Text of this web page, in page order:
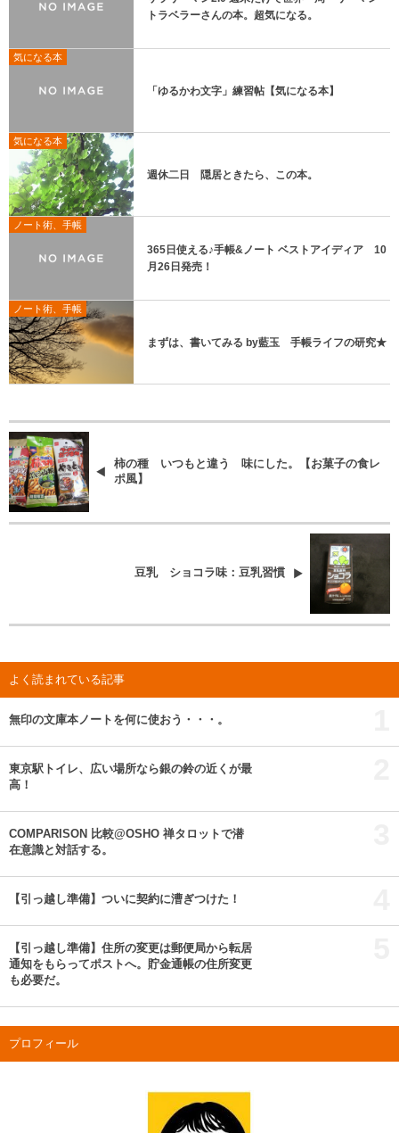
トラベラーさんの本。超気になる。
気になる本
「ゆるかわ文字」練習帖【気になる本】
気になる本
週休二日 隠居ときたら、この本。
ノート術、手帳
365日使える♪手帳&ノート ベストアイディア 10
月26日発売！
ノート術、手帳
まずは、書いてみる by藍玉 手帳ライフの研究★
柿の種 いつもと違う 味にした。【お菓子の食レ
ポ風】
豆乳 ショコラ味：豆乳習慣
よく読まれている記事
無印の文庫本ノートを何に使おう・・・。
東京駅トイレ、広い場所なら銀の鈴の近くが最
高！
COMPARISON 比較@OSHO 禅タロットで潜
在意識と対話する。
【引っ越し準備】ついに契約に漕ぎつけた！
【引っ越し準備】住所の変更は郵便局から転居
通知をもらってポストへ。貯金通帳の住所変更
も必要だ。
プロフィール